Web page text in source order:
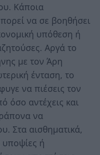
Κάποια
να σε βοηθήσει
υπόθεση ή
Αργά το
με τον Άρη
ένταση, το
να πιέσεις τον
όσο αντέχεις και
να
Στα αισθηματικά,
υποψίες ή